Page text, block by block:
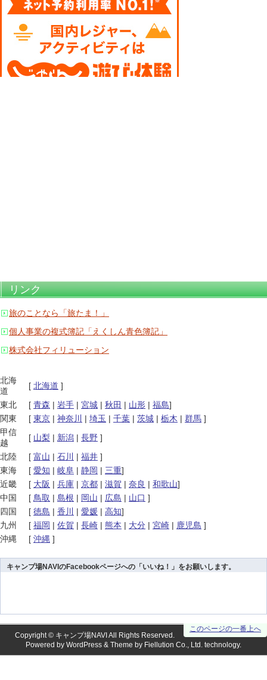
リンク
旅のことなら「旅たま！」
個人事業の複式簿記「えくしん青色簿記」
株式会社フィリューション
北海
道
[ 北海道 ]
東北
[ 青森 | 岩手 | 宮城 | 秋田 | 山形 | 福島]
関東
[ 東京 | 神奈川 | 埼玉 | 千葉 | 茨城 | 栃木 | 群馬 ]
甲信
越
[ 山梨 | 新潟 | 長野 ]
北陸
[ 富山 | 石川 | 福井 ]
東海
[ 愛知 | 岐阜 | 静岡 | 三重]
近畿
[ 大阪 | 兵庫 | 京都 | 滋賀 | 奈良 | 和歌山]
中国
[ 鳥取 | 島根 | 岡山 | 広島 | 山口 ]
四国
[ 徳島 | 香川 | 愛媛 | 高知]
九州
[ 福岡 | 佐賀 | 長崎 | 熊本 | 大分 | 宮崎 | 鹿児島 ]
沖縄
[ 沖縄 ]
キャンプ場NAVIのFacebookページへの「いいね！」をお願いします。
このページの一番上へ
Copyright © キャンプ場NAVI All Rights Reserved.
Powered by WordPress & Theme by Fiellution Co., Ltd. technology.